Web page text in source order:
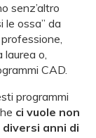
senz’altro
le ossa” da
laurea o,
CAD.
programmi
ci vuole non
anni di